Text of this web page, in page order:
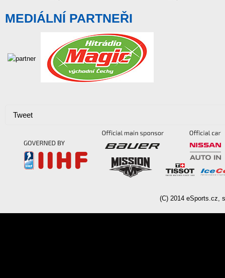
MEDIÁLNÍ PARTNEŘI
Tweet
(C) 2014 eSports.cz,